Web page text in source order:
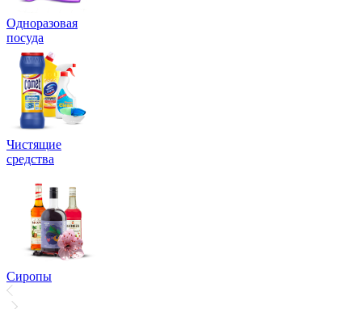
Одноразовая
посуда
Чистящие
средства
Сиропы